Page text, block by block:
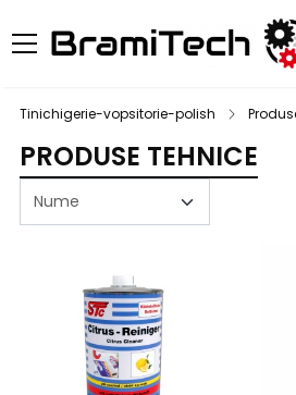
Tinichigerie-vopsitorie-polish
PRODUSE TEHNICE